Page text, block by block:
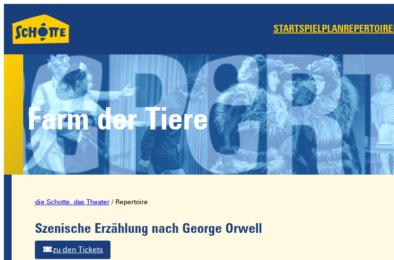
START SPIELPLAN REPERTOIRE
Farm der Tiere
die Schotte. das Theater / Repertoire
Szenische Erzählung nach George Orwell
zu den Tickets